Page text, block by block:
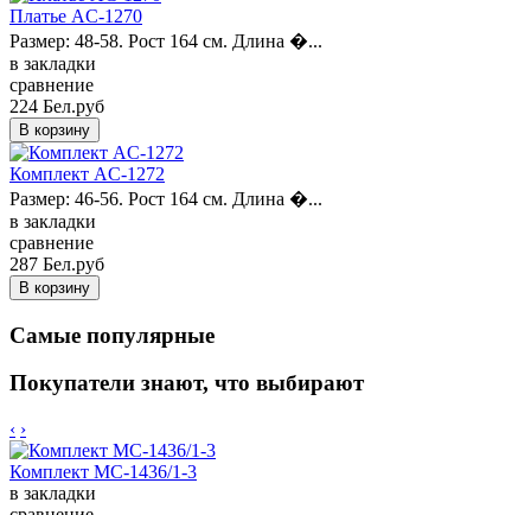
Платье AC-1270
Размер: 48-58. Рост 164 см. Длина �...
в закладки
сравнение
224 Бел.руб
Комплект AC-1272
Размер: 46-56. Рост 164 см. Длина �...
в закладки
сравнение
287 Бел.руб
Самые популярные
Покупатели знают, что выбирают
‹ ›
Комплект MC-1436/1-3
в закладки